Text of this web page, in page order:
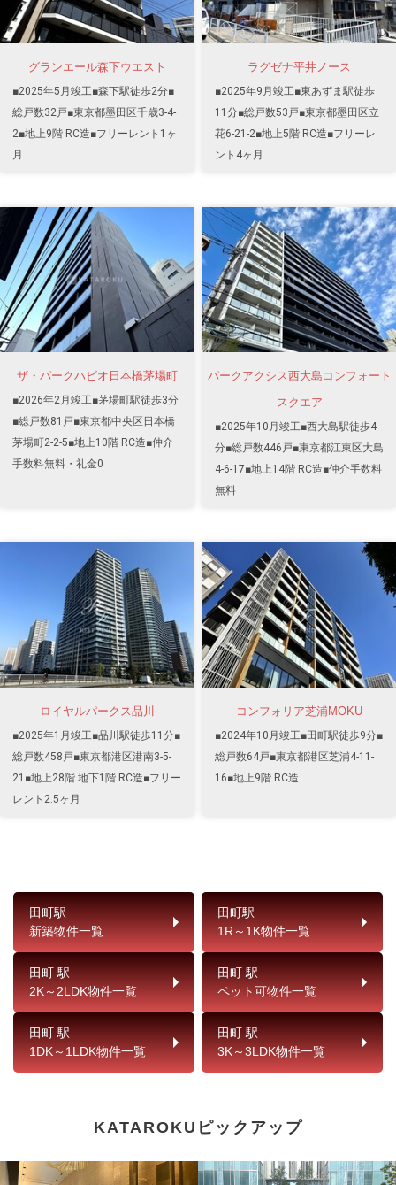
グランエール森下ウエスト
■2025年5月竣工■森下駅徒歩2分■
総戸数32戸■東京都墨田区千歳3-4-
2■地上9階 RC造■フリーレント1ヶ
月
ラグゼナ平井ノース
■2025年9月竣工■東あずま駅徒歩
11分■総戸数53戸■東京都墨田区立
花6-21-2■地上5階 RC造■フリーレ
ント4ヶ月
ザ・パークハビオ日本橋茅場町
■2026年2月竣工■茅場町駅徒歩3分
■総戸数81戸■東京都中央区日本橋
茅場町2-2-5■地上10階 RC造■仲介
手数料無料・礼金0
パークアクシス西大島コンフォート
スクエア
■2025年10月竣工■西大島駅徒歩4
分■総戸数446戸■東京都江東区大島
4-6-17■地上14階 RC造■仲介手数料
無料
ロイヤルパークス品川
■2025年1月竣工■品川駅徒歩11分■
総戸数458戸■東京都港区港南3-5-
21■地上28階 地下1階 RC造■フリー
レント2.5ヶ月
コンフォリア芝浦MOKU
■2024年10月竣工■田町駅徒歩9分■
総戸数64戸■東京都港区芝浦4-11-
16■地上9階 RC造
田町駅
新築物件一覧
田町駅
1R～1K物件一覧
田町 駅
2K～2LDK物件一覧
田町 駅
ペット可物件一覧
田町 駅
1DK～1LDK物件一覧
田町 駅
3K～3LDK物件一覧
KATAROKUピックアップ